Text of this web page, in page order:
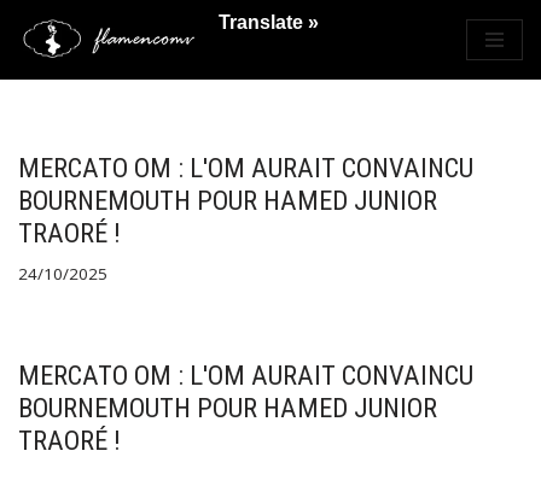
Saltar
MERCATO OM : L'OM AURAIT CONVAINCU
BOURNEMOUTH POUR HAMED JUNIOR
TRAORÉ !
24/10/2025
MERCATO OM : L'OM AURAIT CONVAINCU
BOURNEMOUTH POUR HAMED JUNIOR
TRAORÉ !
Translate »